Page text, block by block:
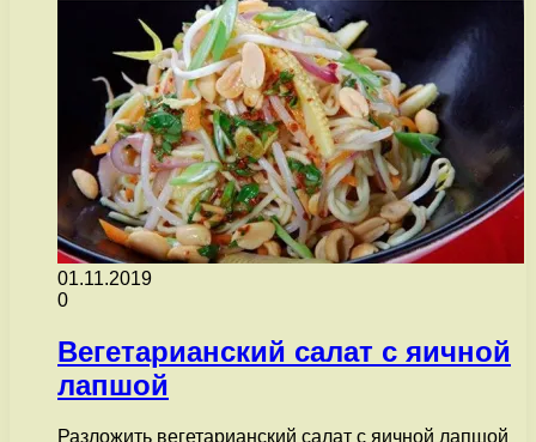
01.11.2019
0
Вегетарианский салат с яичной
лапшой
Разложить вегетарианский салат с яичной лапшой